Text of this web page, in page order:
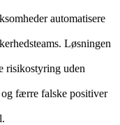
automatisere
Løsningen
risikostyring uden
og færre falske positiver